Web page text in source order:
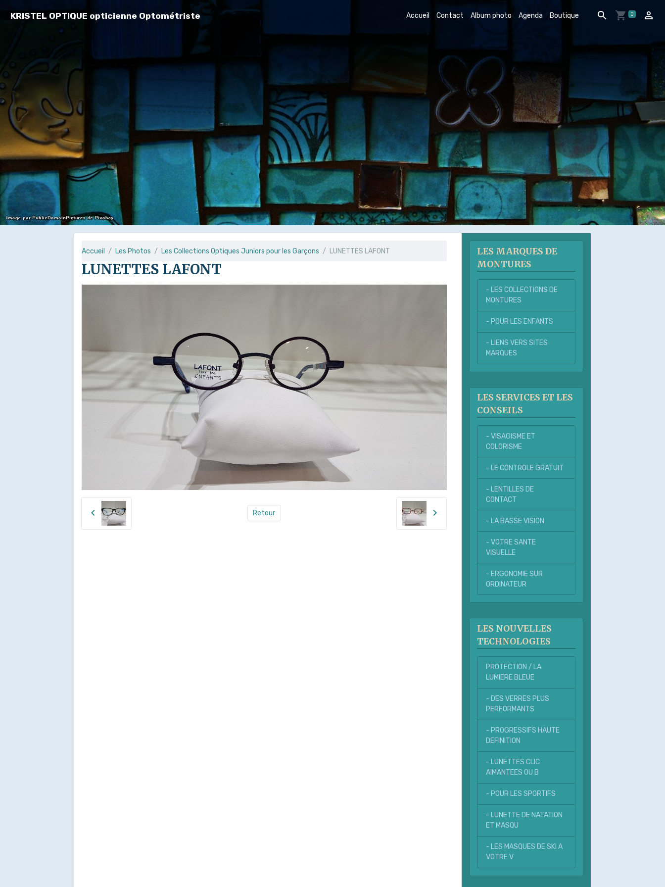
KRISTEL OPTIQUE opticienne Optométriste Accueil Contact Album photo Agenda Boutique 0
Accueil Les Photos Les Collections Optiques Juniors pour les Garçons LUNETTES LAFONT
LUNETTES LAFONT
Retour
LES MARQUES DE
MONTURES
- LES COLLECTIONS DE
MONTURES
- POUR LES ENFANTS
- LIENS VERS SITES
MARQUES
LES SERVICES ET LES
CONSEILS
- VISAGISME ET
COLORISME
- LE CONTROLE GRATUIT
- LENTILLES DE
CONTACT
- LA BASSE VISION
- VOTRE SANTE
VISUELLE
- ERGONOMIE SUR
ORDINATEUR
LES NOUVELLES
TECHNOLOGIES
PROTECTION / LA
LUMIERE BLEUE
- DES VERRES PLUS
PERFORMANTS
- PROGRESSIFS HAUTE
DEFINITION
- LUNETTES CLIC
AIMANTEES OU B
- POUR LES SPORTIFS
- LUNETTE DE NATATION
ET MASQU
- LES MASQUES DE SKI A
VOTRE V